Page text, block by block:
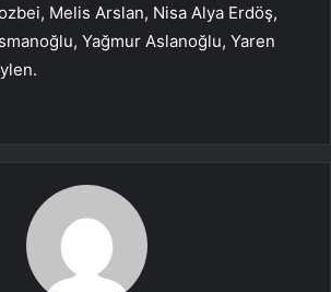
Melis Arslan, Nisa Alya Erdöş,
Yağmur Aslanoğlu, Yaren